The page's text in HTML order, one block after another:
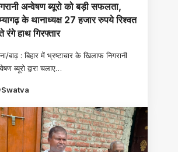
अन्वेषण ब्यूरो को बड़ी सफलता,
के थानाध्यक्ष 27 हजार रुपये रिश्वत
रंगे हाथ गिरफ्तार
बाढ़ : बिहार में भ्रष्टाचार के खिलाफ निगरानी
ब्यूरो द्वारा चलाए…
Swatva